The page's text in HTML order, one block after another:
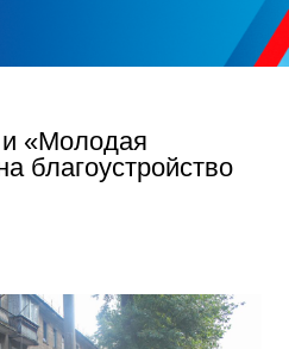
«Молодая
благоустройство